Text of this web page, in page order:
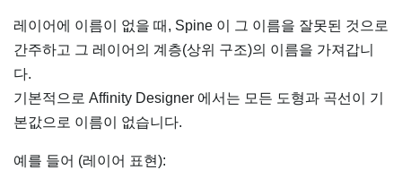
레이어에 이름이 없을 때, Spine 이 그 이름을 잘못된 것으로
간주하고 그 레이어의 계층(상위 구조)의 이름을 가져갑니
다.
기본적으로 Affinity Designer 에서는 모든 도형과 곡선이 기
본값으로 이름이 없습니다.
예를 들어 (레이어 표현):